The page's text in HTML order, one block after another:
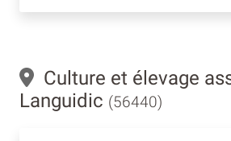
Culture et élevage
Languidic (56440)